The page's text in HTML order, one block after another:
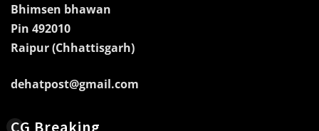
Bhimsen bhawan
Pin 492010
Raipur (Chhattisgarh)
dehatpost@gmail.com
CG Breaking